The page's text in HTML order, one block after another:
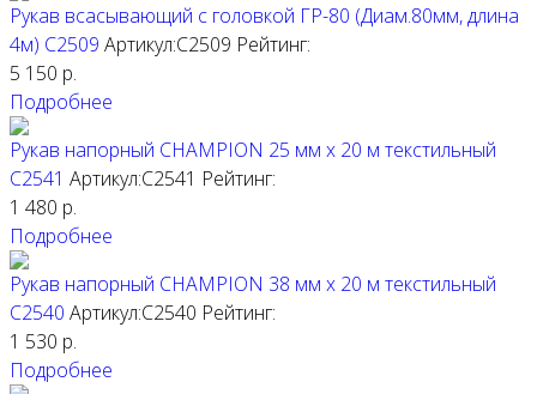
Рукав всасывающий с головкой ГР-80 (Диам.80мм, длина
4м) C2509 Артикул:C2509 Рейтинг:
5 150 р.
Подробнее
Рукав напорный CHAMPION 25 мм х 20 м текстильный
C2541 Артикул:C2541 Рейтинг:
1 480 р.
Подробнее
Рукав напорный CHAMPION 38 мм х 20 м текстильный
C2540 Артикул:C2540 Рейтинг:
1 530 р.
Подробнее